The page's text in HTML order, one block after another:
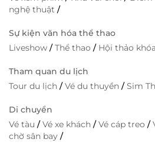
nghệ thuật /
Sự kiện văn hóa thể thao
Liveshow /Thể thao / Hội thảo
Tham quan du lịch
Tour du lịch /Vé du thuyền /Sim
Di chuyển
Vé tàu /Vé xe khách /Vé cáp treo /
chờ sân bay /